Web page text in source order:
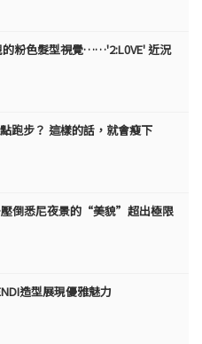
的粉色髮型視覺……'2:L0VE' 近況
跑步？ 這樣的話，就會瘦下
悉尼夜景的“美貌”超出極限
造型展現優雅魅力